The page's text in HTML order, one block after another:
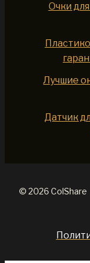
Очки
Лучшие
Датчик
© 2026 ColShare